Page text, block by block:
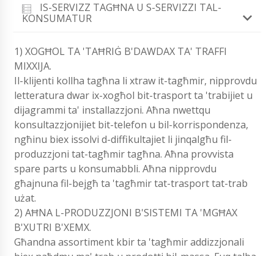
IS-SERVIZZ TAGĦNA U S-SERVIZZI TAL-
KONSUMATUR
1) XOGĦOL TA 'TAĦRIĠ B'DAWDAX TA' TRAFFI
MIXXIJA.
Il-klijenti kollha tagħna li xtraw it-tagħmir, nipprovdu
letteratura dwar ix-xogħol bit-trasport ta 'trabijiet u
dijagrammi ta' installazzjoni. Aħna nwettqu
konsultazzjonijiet bit-telefon u bil-korrispondenza,
ngħinu biex issolvi d-diffikultajiet li jinqalgħu fil-
produzzjoni tat-tagħmir tagħna. Aħna provvista
spare parts u konsumabbli. Aħna nipprovdu
għajnuna fil-bejgħ ta 'tagħmir tat-trasport tat-trab
użat.
2) AĦNA L-PRODUZZJONI B'SISTEMI TA 'MGĦAX
B'XUTRI B'XEMX.
Għandna assortiment kbir ta 'tagħmir addizzjonali